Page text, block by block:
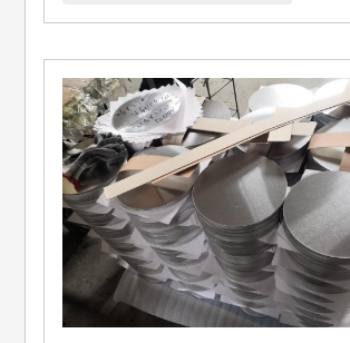
Cookware Alloys: 1050, 1060 enz 1. Legering:
1100, 1050, 1060, 1070 ...